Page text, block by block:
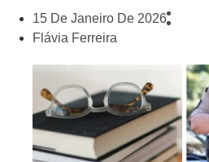
15 De Janeiro De 2026
Flávia Ferreira